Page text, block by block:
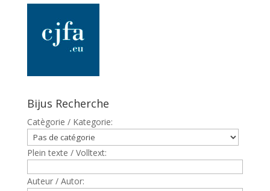
Bijus Recherche
Catègorie / Kategorie:
Plein texte / Volltext:
Auteur / Autor: